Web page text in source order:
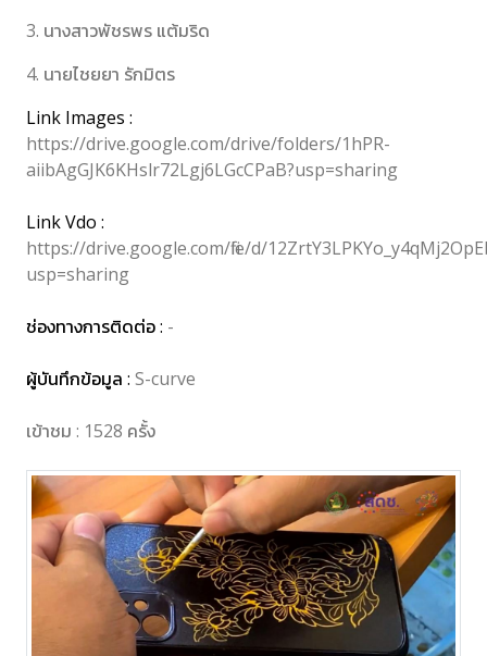
3. นางสาวพัชรพร แต้มริด
4. นายไชยยา รักมิตร
Link Images :
https://drive.google.com/drive/folders/1hPR-
aiibAgGJK6KHslr72Lgj6LGcCPaB?usp=sharing
Link Vdo :
https://drive.google.com/file/d/
usp=sharing
ช่องทางการติดต่อ : -
ผู้บันทึกข้อมูล : S-curve
เข้าชม : 1528 ครั้ง